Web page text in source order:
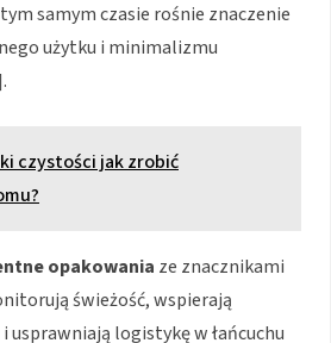
samym czasie rośnie znaczenie
użytku i minimalizmu
czystości jak zrobić
opakowania ze znacznikami
świeżość, wspierają
usprawniają logistykę w łańcuchu